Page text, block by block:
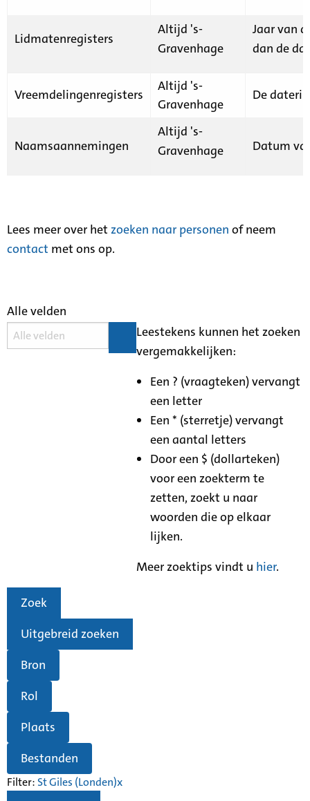
Lidmatenregisters
Altijd 's-
Gravenhage
Jaar van
dan de
Vreemdelingenregisters
Altijd 's-
Gravenhage
De
Naamsaannemingen
Altijd 's-
Gravenhage
Datum
Lees meer over het zoeken naar personen of neem
contact met ons op.
Alle velden
Leestekens kunnen het zoeken
vergemakkelijken:
Een ? (vraagteken) vervangt
een letter
Een * (sterretje) vervangt
een aantal letters
Door een $ (dollarteken)
voor een zoekterm te
zetten, zoekt u naar
woorden die op elkaar
lijken.
Meer zoektips vindt u hier.
Zoek
Uitgebreid zoeken
Bron
Rol
Plaats
Bestanden
Filter: St Giles (Londen)x